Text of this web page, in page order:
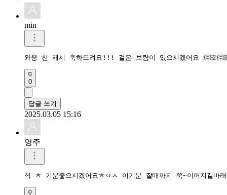
min
와웅 천 캐시 축하드려요!!! 걸은 보람이 있으시겠어요
0
답글 쓰기
2025.03.05 15:16
영주
헉 ㅎ 기분좋으시겠어요ㅎㅇㅅ 이기분 잘때까지 쭉~이어지길바